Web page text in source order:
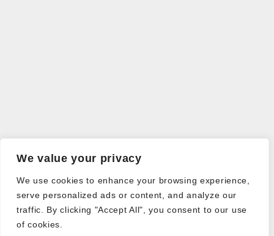
We value your privacy
We use cookies to enhance your browsing experience,
serve personalized ads or content, and analyze our
traffic. By clicking "Accept All", you consent to our use
of cookies.